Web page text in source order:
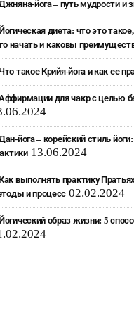
йога – путь мудрости и
диета: что это
начать и каковы
Что такое Крийя-йога и как ее
для чакр с целью
йога – корейский стиль
13.06.2024
Как выполнять практику
и процесс 02.02.2024
образ жизни: 5